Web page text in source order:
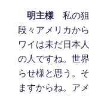
明主様私の狙
段々アメリカか
ワイは未だ日本
の人ですね。世
らせ様と思う。
ますからね。ア